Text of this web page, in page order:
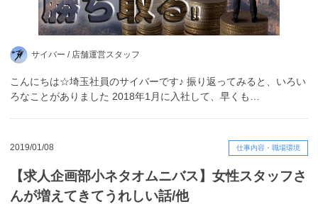
サイバー / 店舗運営スタッフ
こんにちは☆埼玉社員のサイバーです♪ 振り返ってみると、いろい
ろなことがありました 2018年1月に入社して、早くも…
2019/01/08 仕事内容・職場環境
【求人企画部小ネタオムニバス】女性スタッフさ
んが増えてきてうれしい話/他